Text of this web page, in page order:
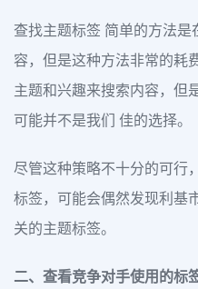
查找主题标签 简单的方法
容，但是这种方法非常的耗
主题和兴趣来搜索内容，但
可能并不是我们 佳的选择。
尽管这种策略不十分的可行
标签，可能会偶然发现利基
关的主题标签。
二、查看竞争对手使用的标